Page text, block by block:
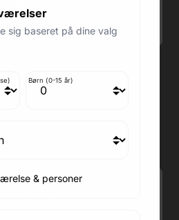
sig baseret på dine valg
Børn (0-15 år)
& personer
ApS Rosendal 1C
3350